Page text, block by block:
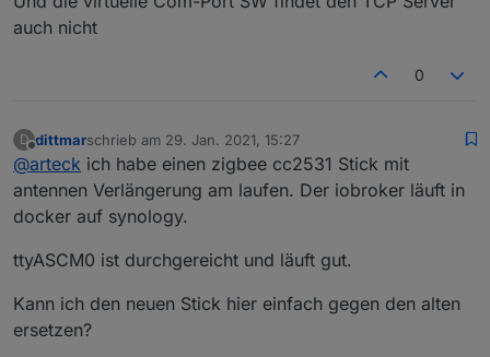
auch nicht
0
D
Offline
dittmarschrieb am 29. Jan. 2021, 15:27
zuletzt editiert von
@arteck ich habe einen zigbee cc2531 Stick mit
antennen Verlängerung am laufen. Der iobroker läuft in
docker auf synology.
ttyASCM0 ist durchgereicht und läuft gut.
Kann ich den neuen Stick hier einfach gegen den alten
ersetzen?